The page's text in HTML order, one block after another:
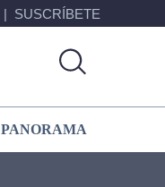
SUSCRÍBETE
PANORAMA